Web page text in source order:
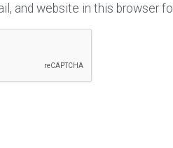
and website in this browser